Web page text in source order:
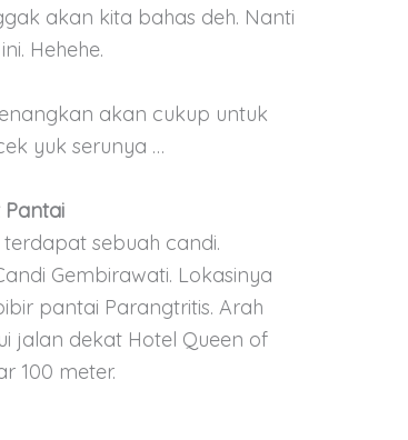
akan kita bahas deh. Nanti
Hehehe.
akan cukup untuk
yuk serunya …
Pantai
terdapat sebuah candi.
Gembirawati. Lokasinya
pantai Parangtritis. Arah
jalan dekat Hotel Queen of
100 meter.